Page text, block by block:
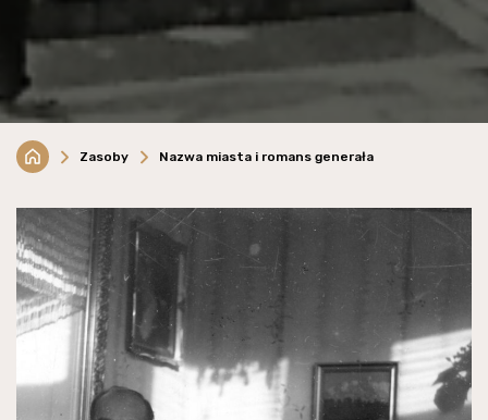
Zasoby Nazwa miasta i romans generała